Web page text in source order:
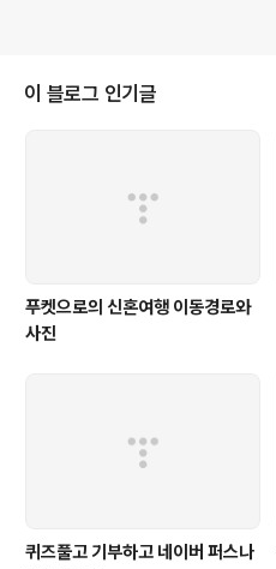
이 블로그 인기글
푸켓으로의 신혼여행 이동경로와
사진
퀴즈풀고 기부하고 네이버 퍼스나